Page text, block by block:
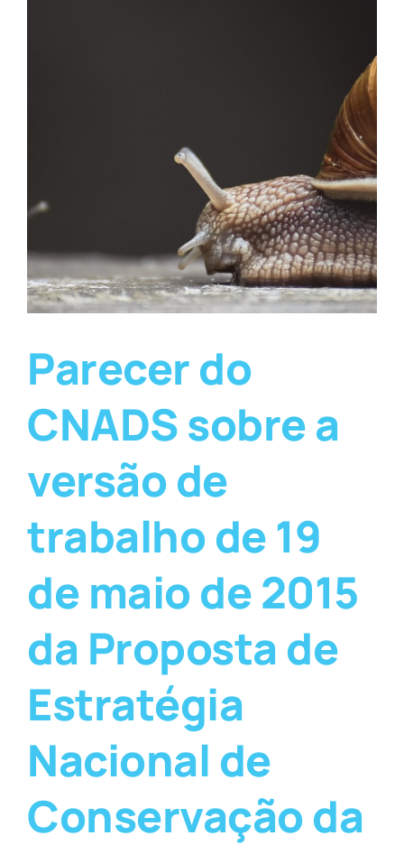
Parecer do
CNADS sobre a
versão de
trabalho de 19
de maio de 2015
da Proposta de
Estratégia
Nacional de
Conservação da